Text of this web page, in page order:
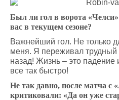
Был ли гол в ворота
вас в текущем сезоне?
Важнейший гол. Не только
меня. Я переживал трудный
назад! Жизнь – это падение
все так быстро!
Не так давно, после матча с
критиковали: «Да он уже